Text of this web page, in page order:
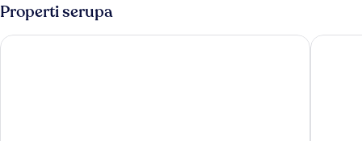
Properti serupa
Grand Palace Hotel Sanur - Bali Taksu